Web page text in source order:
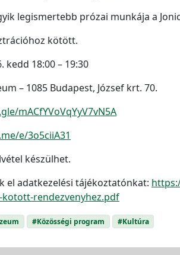
legismertebb prózai munkája a
kötött.
kedd 18:00 – 19:30
– 1085 Budapest, József krt. 70.
mACfYVoVqYyV7vN5A
e/3o5ciiA31
készülhet.
el adatkezelési tájékoztatónkat:
kotott-rendezvenyhez.pdf
#Közösségi program #Kultúra